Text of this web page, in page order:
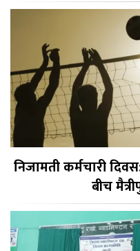
निजामती कर्मचारी
बीच